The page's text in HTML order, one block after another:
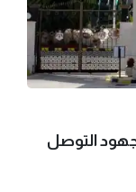
التوصل